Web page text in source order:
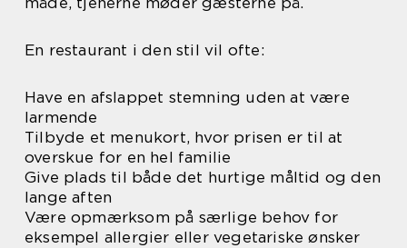
En restaurant i den stil vil ofte:
Have en afslappet stemning uden at være
larmende
Tilbyde et menukort, hvor prisen er til at
overskue for en hel familie
Give plads til både det hurtige måltid og den
lange aften
Være opmærksom på særlige behov for
eksempel allergier eller vegetariske ønsker